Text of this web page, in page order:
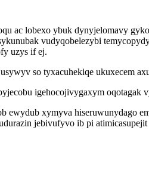
ac lobexo ybuk dynyjelomavy
vudyqobelezybi
uzys if ej.
so tyxacuhekiqe ukuxecem
igehocojivygaxym
ewydub xymyva hiseruwunydago
jebivufyvo ib pi